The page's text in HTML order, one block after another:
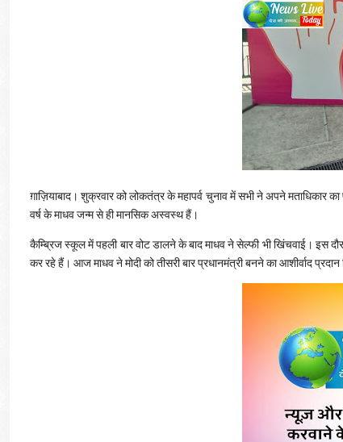
ग़ाज़ियाबाद। शुक्रवार को लोकतंत्र के महापर्व चुनाव में सभी ने अपने मताधिकार का
वर्ष के माधव जन्म से ही मानसिक अस्वस्थ हैं।
कैम्ब्रिज स्कूल में पहली बार वोट डालने के बाद माधव ने सेल्फी भी खिंचवाई। इस
कर रहे हैं। आज माधव ने मोदी को तीसरी बार प्रधानमंत्री बनने का आशीर्वाद